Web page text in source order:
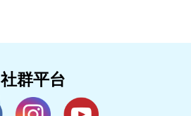
社群平台